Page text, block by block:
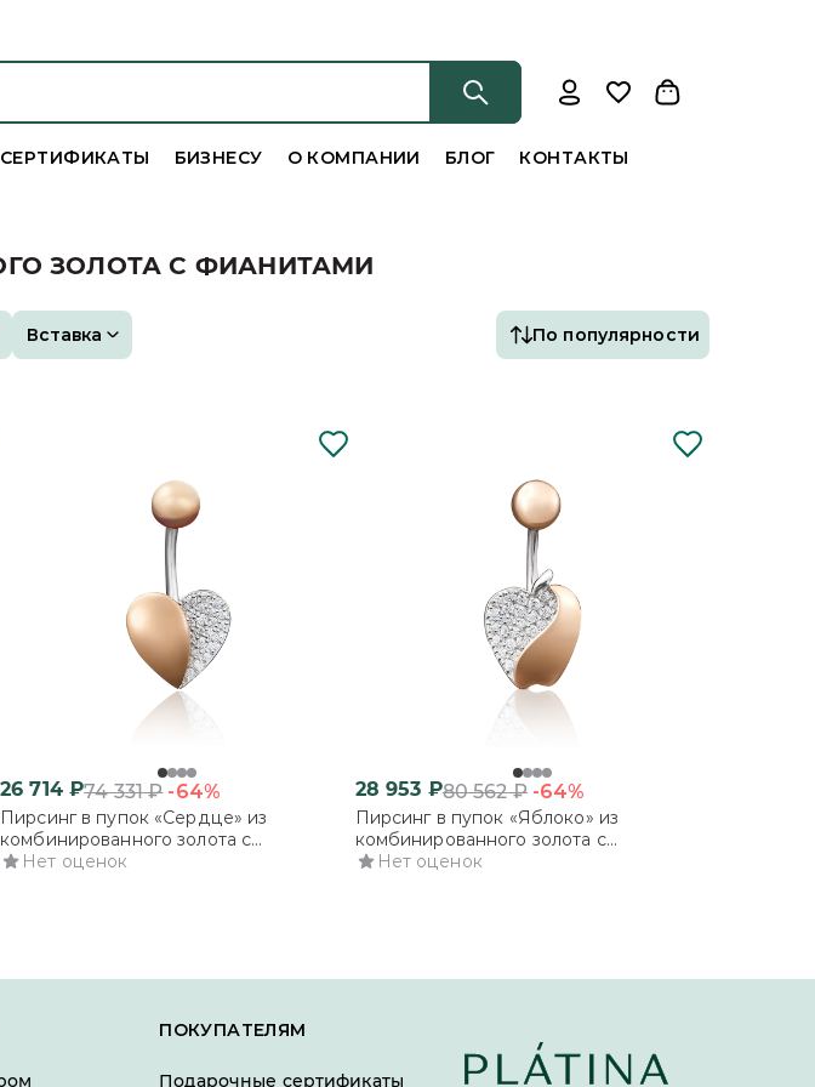
БИЗНЕСУ О КОМПАНИИ БЛОГ КОНТАКТЫ
ЗОЛОТА С ФИАНИТАМИ
Вставка По популярности
26 714₽74 331₽ -64%
Пирсинг в пупок «Сердце» из
комбинированного золота с
фианитами
Нет оценок
28 953 ₽80 562₽ -64%
Пирсинг в пупок «Яблоко» из
комбинированного золота с
фианитами
Нет оценок
ПОКУПАТЕЛЯМ
Подарочные сертификаты